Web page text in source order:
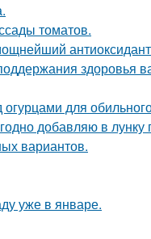
томатов.
здоровья
огурцами для
добавляю в лунку
вариантов.
уже в январе.